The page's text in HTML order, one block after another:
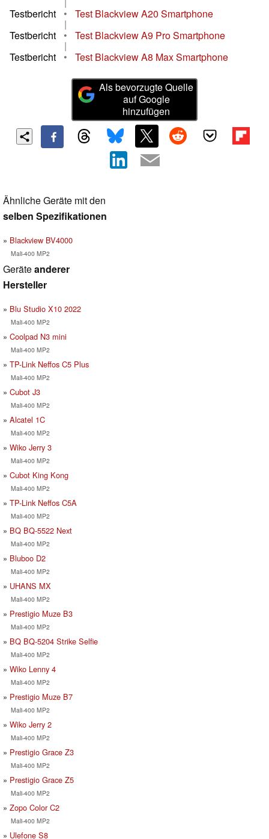
Testbericht
• Test Blackview A20 Smartphone
|
Testbericht
• Test Blackview A9 Pro Smartphone
|
Testbericht
• Test Blackview A8 Max Smartphone
Als bevorzugte Quelle
auf Google
hinzufügen
Ähnliche Geräte mit den
selben Spezifikationen
Blackview BV4000
Mali-400 MP2
Geräteanderer
Hersteller
Blu Studio X10 2022
Mali-400 MP2
Coolpad N3 mini
Mali-400 MP2
TP-Link Neffos C5 Plus
Mali-400 MP2
Cubot J3
Mali-400 MP2
Alcatel 1C
Mali-400 MP2
Wiko Jerry 3
Mali-400 MP2
Cubot King Kong
Mali-400 MP2
TP-Link Neffos C5A
Mali-400 MP2
BQ BQ-5522 Next
Mali-400 MP2
Bluboo D2
Mali-400 MP2
UHANS MX
Mali-400 MP2
Prestigio Muze B3
Mali-400 MP2
BQ BQ-5204 Strike Selfie
Mali-400 MP2
Wiko Lenny 4
Mali-400 MP2
Prestigio Muze B7
Mali-400 MP2
Wiko Jerry 2
Mali-400 MP2
Prestigio Grace Z3
Mali-400 MP2
Prestigio Grace Z5
Mali-400 MP2
Zopo Color C2
Mali-400 MP2
Ulefone S8